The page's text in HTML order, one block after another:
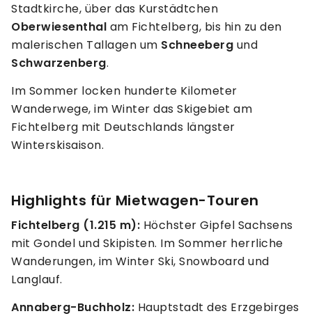
Stadtkirche, über das Kurstädtchen
Oberwiesenthal am Fichtelberg, bis hin zu den
malerischen Tallagen um Schneeberg und
Schwarzenberg.
Im Sommer locken hunderte Kilometer
Wanderwege, im Winter das Skigebiet am
Fichtelberg mit Deutschlands längster
Winterskisaison.
Highlights für Mietwagen-Touren
Fichtelberg (1.215 m): Höchster Gipfel Sachsens
mit Gondel und Skipisten. Im Sommer herrliche
Wanderungen, im Winter Ski, Snowboard und
Langlauf.
Annaberg-Buchholz: Hauptstadt des Erzgebirges